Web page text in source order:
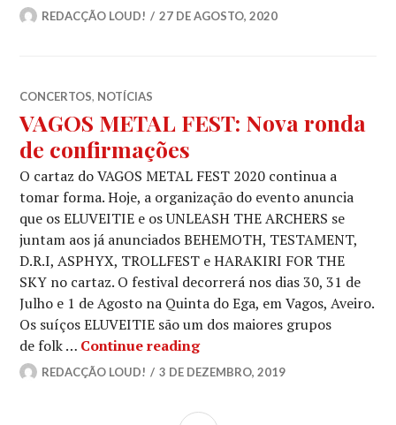
REDACÇÃO LOUD! 27 DE AGOSTO, 2020
CONCERTOS, NOTÍCIAS
VAGOS METAL FEST: Nova ronda
de confirmações
O cartaz do VAGOS METAL FEST 2020 continua a
tomar forma. Hoje, a organização do evento anuncia
que os ELUVEITIE e os UNLEASH THE ARCHERS se
juntam aos já anunciados BEHEMOTH, TESTAMENT,
D.R.I, ASPHYX, TROLLFEST e HARAKIRI FOR THE
SKY no cartaz. O festival decorrerá nos dias 30, 31 de
Julho e 1 de Agosto na Quinta do Ega, em Vagos, Aveiro.
Os suíços ELUVEITIE são um dos maiores grupos
de folk … Continue readingVAGOS METAL FEST:
REDACÇÃO LOUD! 3 DE DEZEMBRO, 2019